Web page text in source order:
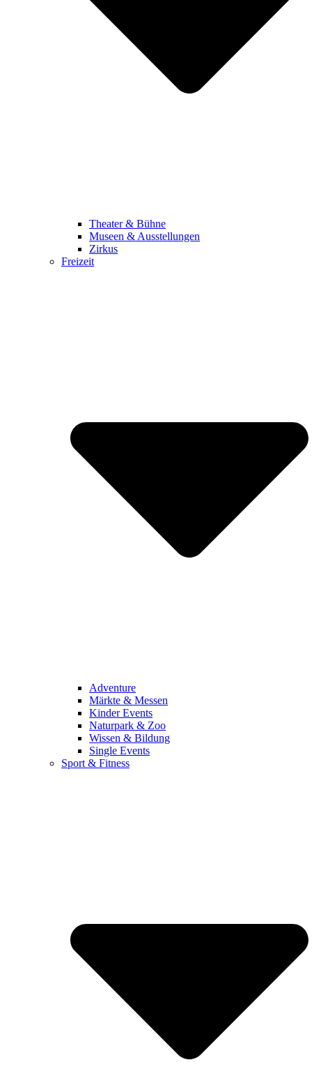
Theater & Bühne
Museen & Ausstellungen
Zirkus
Freizeit
Adventure
Märkte & Messen
Kinder Events
Naturpark & Zoo
Wissen & Bildung
Single Events
Sport & Fitness